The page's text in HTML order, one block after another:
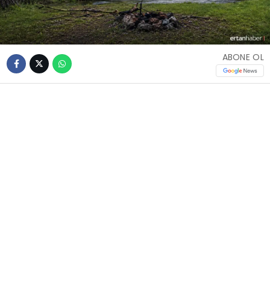
ABONE OL